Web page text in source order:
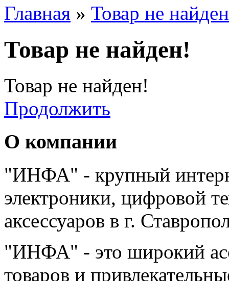
Главная » Товар не
Товар не найден!
Товар не найден!
Продолжить
О компании
"ИНФА" - крупный
электроники, цифровой
аксессуаров в г.
"ИНФА" - это широкий
товаров и